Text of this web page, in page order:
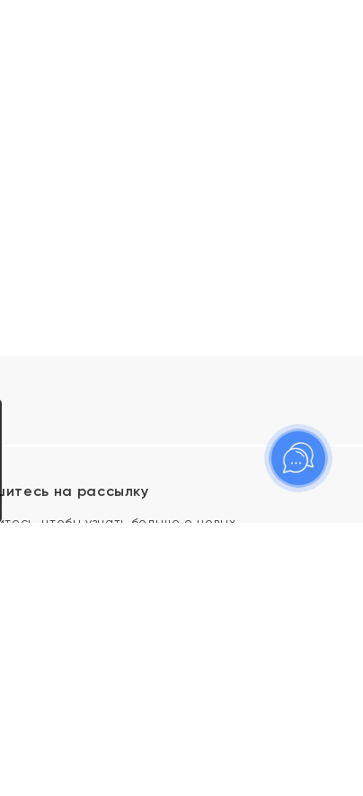
на рассылку
чтобы узнать больше о новых